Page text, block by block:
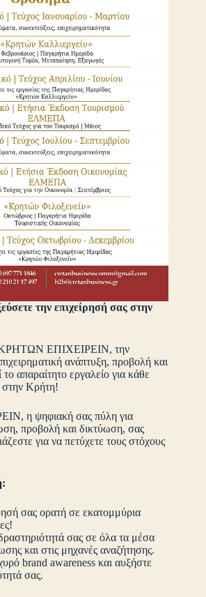
την επιχείρησή σας στην
ΚΡΗΤΩΝ ΕΠΙΧΕΙΡΕΙΝ, την
ανάπτυξη, προβολή και
απαραίτητο εργαλείο για κάθε
στην Κρήτη!
η ψηφιακή σας πύλη για
προβολή και δικτύωση, σας
για να πετύχετε τους στόχους
σας ορατή σε εκατομμύρια
σας σε όλα τα μέσα
και στις μηχανές αναζήτησης.
brand awareness και αυξήστε
σας.